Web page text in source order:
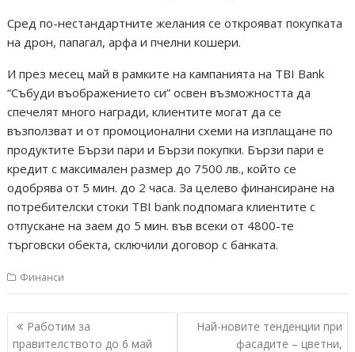
Сред по-нестандартните желания се открояват покупката
на дрон, папагал, арфа и пчелни кошери.
И през месец май в рамките на кампанията на TBI Bank
“Събуди въображението си” освен възможността да
спечелят много награди, клиентите могат да се
възползват и от промоционални схеми на изплащане по
продуктите Бързи пари и Бързи покупки. Бързи пари е
кредит с максимален размер до 7500 лв., който се
одобрява от 5 мин. до 2 часа. За целево финансиране на
потребителски стоки TBI bank подпомага клиентите с
отпускане на заем до 5 мин. във всеки от 4800-те
търговски обекта, сключили договор с банката.
Финанси
Навигация
Работим за
правителството до 6 май
Най-новите тенденции при
фасадите – цветни,